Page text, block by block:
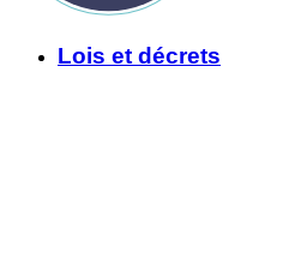
Lois et décrets